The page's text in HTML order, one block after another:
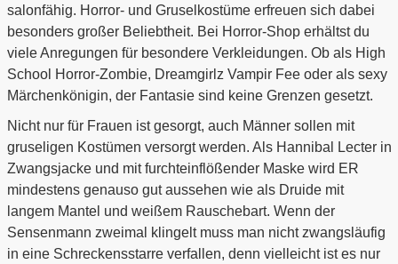
salonfähig. Horror- und Gruselkostüme erfreuen sich dabei
besonders großer Beliebtheit. Bei Horror-Shop erhältst du
viele Anregungen für besondere Verkleidungen. Ob als High
School Horror-Zombie, Dreamgirlz Vampir Fee oder als sexy
Märchenkönigin, der Fantasie sind keine Grenzen gesetzt.
Nicht nur für Frauen ist gesorgt, auch Männer sollen mit
gruseligen Kostümen versorgt werden. Als Hannibal Lecter in
Zwangsjacke und mit furchteinflößender Maske wird ER
mindestens genauso gut aussehen wie als Druide mit
langem Mantel und weißem Rauschebart. Wenn der
Sensenmann zweimal klingelt muss man nicht zwangsläufig
in eine Schreckensstarre verfallen, denn vielleicht ist es nur